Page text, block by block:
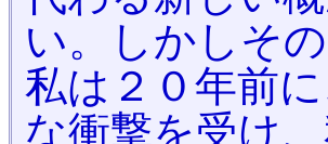
い。しかしそ
私は２０年前
な衝撃を受け